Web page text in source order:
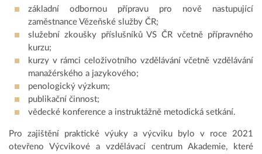
základní odbornou přípravu pro nově nastupující
zaměstnance Vězeňské služby ČR;
služební zkoušky příslušníků VS ČR včetně přípravného
kurzu;
kurzy v rámci celoživotního vzdělávání včetně vzdělávání
manažérského a jazykového;
penologický výzkum;
publikační činnost;
vědecké konference a instruktážně metodická setkání.
Pro zajištění praktické výuky a výcviku bylo v roce 2021
otevřeno Výcvikové a vzdělávací centrum Akademie, které